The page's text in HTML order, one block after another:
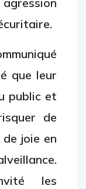
que leur
public et
de
joie en
les